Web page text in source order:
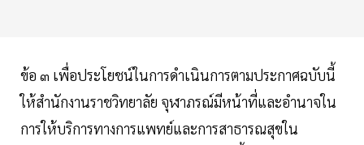
ข้อ ๓ เพื่อประโยชน์ในการดำเนินการตามประกาศฉบับนี้
ให้สํานักงานราชวิทยาลัย จุฬาภรณ์มีหน้าที่และอํานาจใน
การให้บริการทางการแพทย์และการสาธารณสุขใน